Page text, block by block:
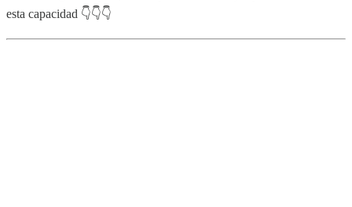
esta capacidad 👇👇👇